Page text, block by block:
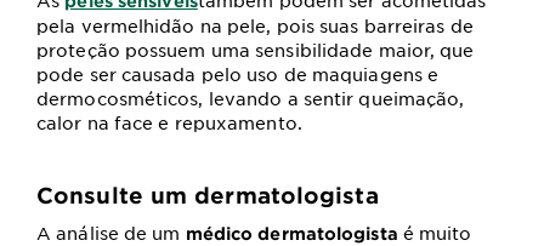
pela vermelhidão na pele, pois suas barreiras de
proteção possuem uma sensibilidade maior, que
pode ser causada pelo uso de maquiagens e
dermocosméticos, levando a sentir queimação,
calor na face e repuxamento.
Consulte um dermatologista
A análise de um médico dermatologista é muito